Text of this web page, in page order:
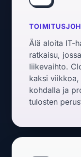
Älä aloita IT-
ratkaisu,
liikevaihto.
kaksi
kohdalla ja
tulosten